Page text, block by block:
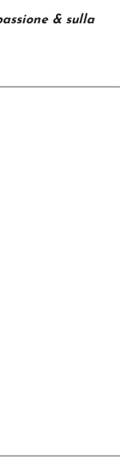
& sulla